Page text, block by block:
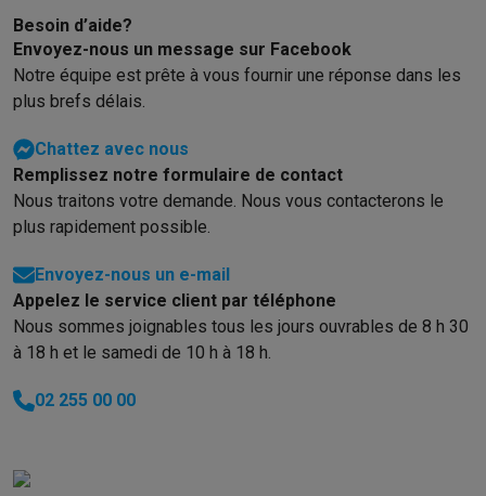
Besoin d’aide?
Envoyez-nous un message sur Facebook
Notre équipe est prête à vous fournir une réponse dans les
plus brefs délais.
Chattez avec nous
Remplissez notre formulaire de contact
Nous traitons votre demande. Nous vous contacterons le
plus rapidement possible.
Envoyez-nous un e-mail
Appelez le service client par téléphone
Nous sommes joignables tous les jours ouvrables de 8 h 30
à 18 h et le samedi de 10 h à 18 h.
02 255 00 00